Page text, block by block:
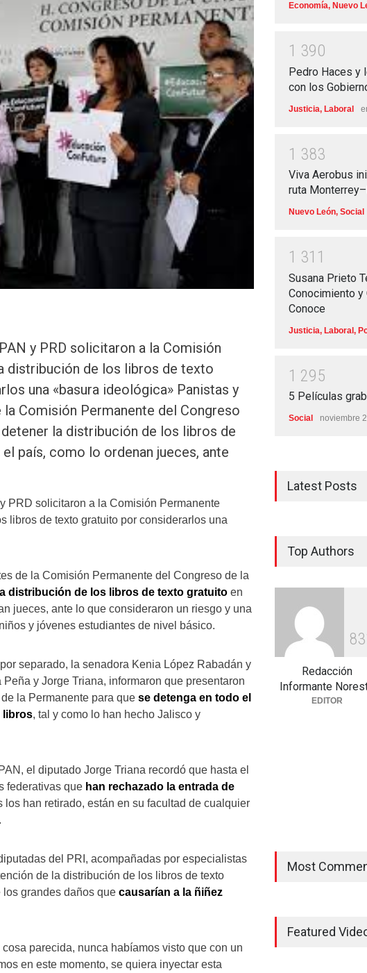
y PRD solicitaron a la Comisión
distribución de los libros de texto
una «basura ideológica» Panistas y
Comisión Permanente del Congreso
detener la distribución de los libros de
país, como lo ordenan jueces, ante
PRD solicitaron a la Comisión Permanente
libros de texto gratuito por considerarlos una
de la Comisión Permanente del Congreso de la
distribución de los libros de texto gratuito en
jueces, ante lo que consideraron un riesgo y una
y jóvenes estudiantes de nivel básico.
separado, la senadora Kenia López Rabadán y
Peña y Jorge Triana, informaron que presentaron
la Permanente para que se detenga en todo el
libros, tal y como lo han hecho Jalisco y
el diputado Jorge Triana recordó que hasta el
federativas que han rechazado la entrada de
los han retirado, están en su facultad de cualquier
del PRI, acompañadas por especialistas
de la distribución de los libros de texto
grandes daños que causarían a la ñiñez
parecida, nunca habíamos visto que con un
en este momento, se quiera inyectar esta
Economía, Nuevo
1 390
Pedro Haces y
con los
Justicia, Laboral
1 383
Viva Aerobus
ruta
Nuevo León, Social
1 31 1
Susana Prieto
Conocimiento y
Conoce
Justicia, Laboral ,
1 295
5 Películas
Social noviembre
Latest Posts
Top Authors
83
Redacción
Informante
EDITOR
Most
Featured